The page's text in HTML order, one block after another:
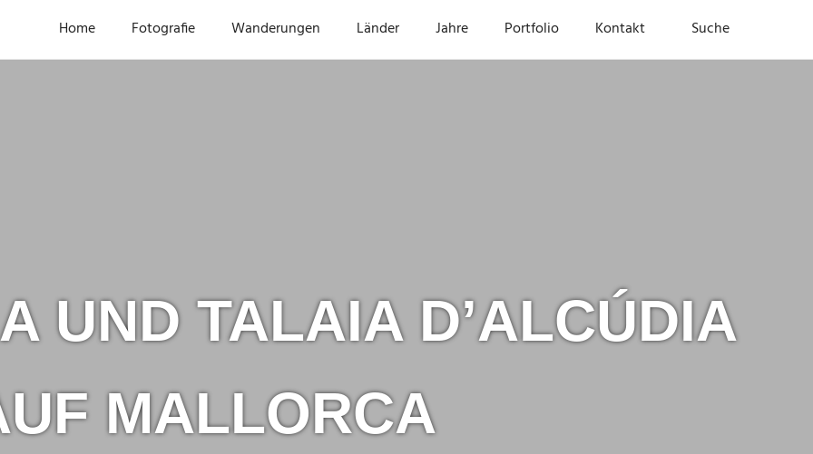
Home Fotografie Wanderungen Länder Jahre Portfolio Kontakt Suche
UND TALAIA D’ALCÚDIA
MALLORCA